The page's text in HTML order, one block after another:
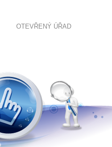
OTEVŘENÝ ÚŘAD